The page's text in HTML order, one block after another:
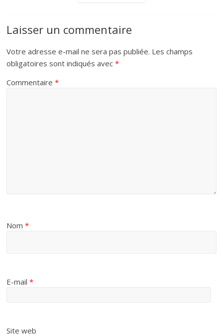
Laisser un commentaire
Votre adresse e-mail ne sera pas publiée. Les champs
obligatoires sont indiqués avec*
Commentaire*
Nom*
E-mail*
Site web